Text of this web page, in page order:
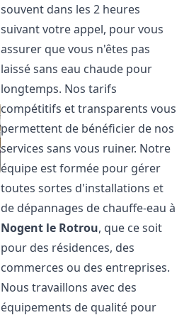
souvent dans les 2 heures
suivant votre appel, pour vous
assurer que vous n'êtes pas
laissé sans eau chaude pour
longtemps. Nos tarifs
compétitifs et transparents vous
permettent de bénéficier de nos
services sans vous ruiner. Notre
équipe est formée pour gérer
toutes sortes d'installations et
de dépannages de chauffe-eau à
Nogent le Rotrou, que ce soit
pour des résidences, des
commerces ou des entreprises.
Nous travaillons avec des
équipements de qualité pour